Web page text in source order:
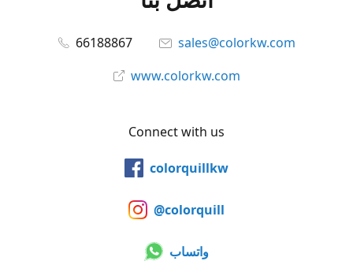
66188867
sales@colorkw.com
www.colorkw.com
Connect with us
colorquillkw
@colorquill
واتساب